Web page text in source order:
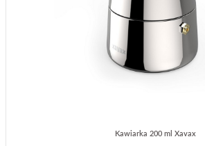
Kawiarka 200 ml Xavax